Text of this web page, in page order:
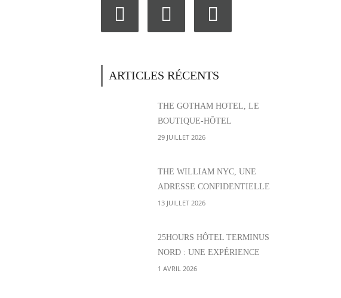
ARTICLES RÉCENTS
THE GOTHAM HOTEL, LE
BOUTIQUE-HÔTEL
CONFIDENTIEL DE MIDTOWN
29 JUILLET 2026
THE WILLIAM NYC, UNE
ADRESSE CONFIDENTIELLE
AU CŒUR DE MIDTOWN EAST
13 JUILLET 2026
25HOURS HÔTEL TERMINUS
NORD : UNE EXPÉRIENCE
VIBRANTE FACE À
1 AVRIL 2026